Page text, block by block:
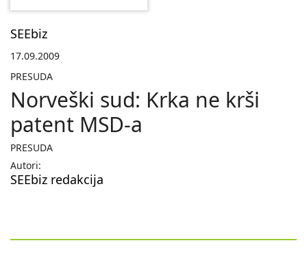
SEEbiz
17.09.2009
PRESUDA
Norveški sud: Krka ne krši
patent MSD-a
PRESUDA
Autori:
SEEbiz redakcija